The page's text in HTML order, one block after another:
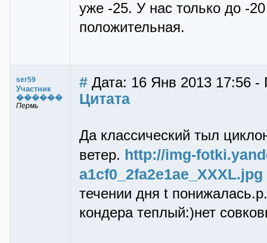
уже -25. У нас только до -
положительная.
ser59
Участник
������
Пермь
# Дата: 16 Янв 2013 17:56 -
Цитата
Да классический тыл
ветер. http://img-
a1cf0_2fa2e1ae_XXXL.jpg
течении дня t
кондера теплый:)нет